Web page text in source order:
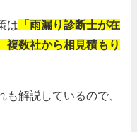
は 「雨漏り診断士が在
複数社から相見積もり
解説しているので、